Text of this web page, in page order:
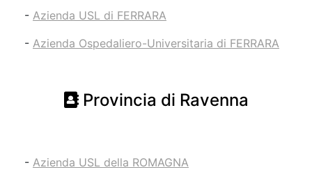
- Azienda USL di FERRARA
- Azienda Ospedaliero-Universitaria di FERRARA
Provincia di Ravenna
- Azienda USL della ROMAGNA